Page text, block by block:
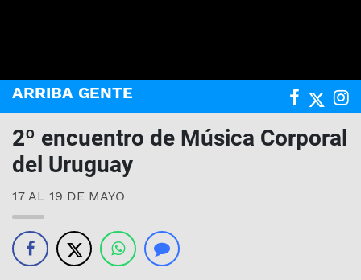
ARRIBA GENTE
2º encuentro de Música Corporal
del Uruguay
17 AL 19 DE MAYO